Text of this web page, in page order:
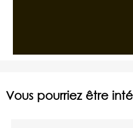
Vous pourriez être